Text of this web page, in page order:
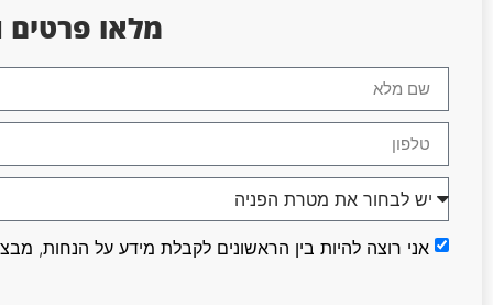
מלאו פרטים
אני רוצה להיות בין הראשונים לקבלת מידע על הנחות,